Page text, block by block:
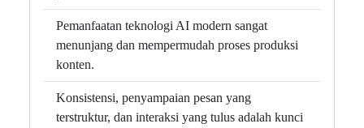
Pemanfaatan teknologi AI modern sangat
menunjang dan mempermudah proses produksi
konten.
Konsistensi, penyampaian pesan yang
terstruktur, dan interaksi yang tulus adalah kunci